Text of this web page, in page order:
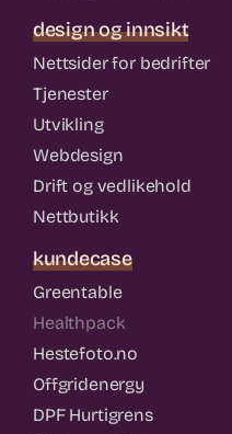
design og innsikt
Nettsider for bedrifter
Tjenester
Utvikling
Webdesign
Drift og vedlikehold
Nettbutikk
kundecase
Greentable
Healthpack
Hestefoto.no
Offgridenergy
DPF Hurtigrens